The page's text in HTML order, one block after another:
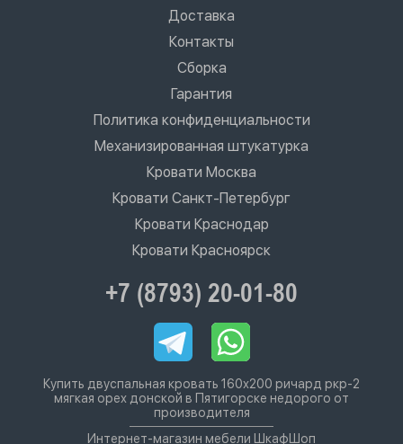
Доставка
Контакты
Сборка
Гарантия
Политика конфиденциальности
Механизированная штукатурка
Кровати Москва
Кровати Санкт-Петербург
Кровати Краснодар
Кровати Красноярск
+7 (8793) 20-01-80
Купить двуспальная кровать 160х200 ричард ркр-2
мягкая орех донской в Пятигорске недорого от
производителя
Интернет-магазин мебели ШкафШоп